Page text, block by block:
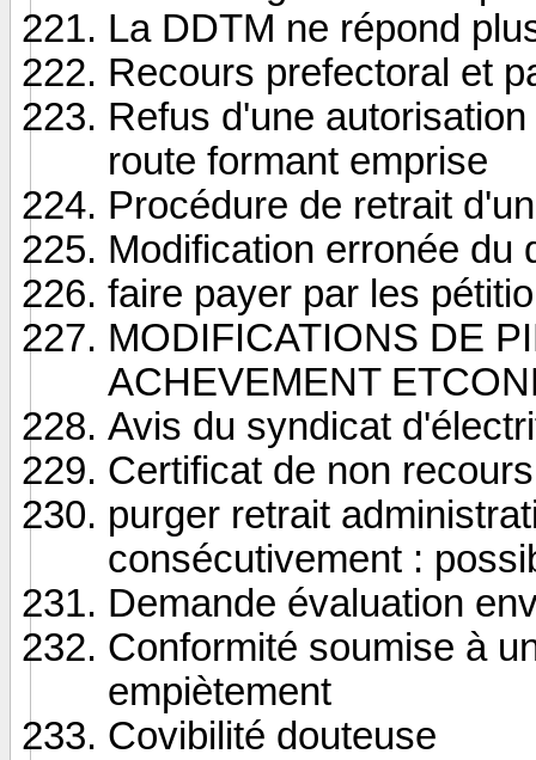
La DDTM ne répond
Recours prefectoral et
Refus d'une
route formant emprise
Procédure de retrait
Modification erronée du
faire payer par les
MODIFICATIONS DE
ACHEVEMENT
Avis du syndicat
Certificat de non recours
purger retrait
consécutivement :
Demande évaluation
Conformité soumise à
empiètement
Covibilité douteuse